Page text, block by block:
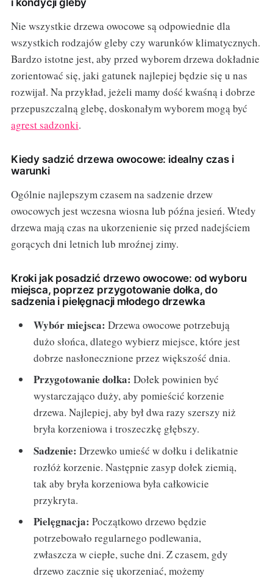
Nie wszystkie drzewa owocowe są odpowiednie dla
wszystkich rodzajów gleby czy warunków klimatycznych.
Bardzo istotne jest, aby przed wyborem drzewa dokładnie
zorientować się, jaki gatunek najlepiej będzie się u nas
rozwijał. Na przykład, jeżeli mamy dość kwaśną i dobrze
przepuszczalną glebę, doskonałym wyborem mogą być
agrest sadzonki.
Kiedy sadzić drzewa owocowe: idealny czas i
warunki
Ogólnie najlepszym czasem na sadzenie drzew
owocowych jest wczesna wiosna lub późna jesień. Wtedy
drzewa mają czas na ukorzenienie się przed nadejściem
gorących dni letnich lub mroźnej zimy.
Kroki jak posadzić drzewo owocowe: od wyboru
miejsca, poprzez przygotowanie dołka, do
sadzenia i pielęgnacji młodego drzewka
Wybór miejsca: Drzewa owocowe potrzebują
dużo słońca, dlatego wybierz miejsce, które jest
dobrze nasłonecznione przez większość dnia.
Przygotowanie dołka: Dołek powinien być
wystarczająco duży, aby pomieścić korzenie
drzewa. Najlepiej, aby był dwa razy szerszy niż
bryła korzeniowa i troszeczkę głębszy.
Sadzenie: Drzewko umieść w dołku i delikatnie
rozłóż korzenie. Następnie zasyp dołek ziemią,
tak aby bryła korzeniowa była całkowicie
przykryta.
Pielęgnacja: Początkowo drzewo będzie
potrzebowało regularnego podlewania,
zwłaszcza w ciepłe, suche dni. Z czasem, gdy
drzewo zacznie się ukorzeniać, możemy